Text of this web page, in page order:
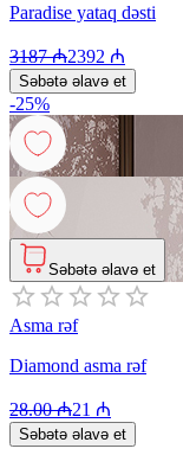
Paradise yataq dəsti
3187₼2392 ₼
Səbətə əlavə et
-25%
Səbətə əlavə et
Asma rəf
Diamond asma rəf
28.00₼21 ₼
Səbətə əlavə et